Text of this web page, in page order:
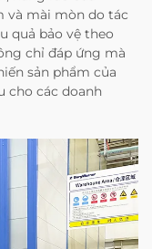
và mài mòn do tác
quả bảo vệ theo
chỉ đáp ứng mà
sản phẩm của
cho các doanh